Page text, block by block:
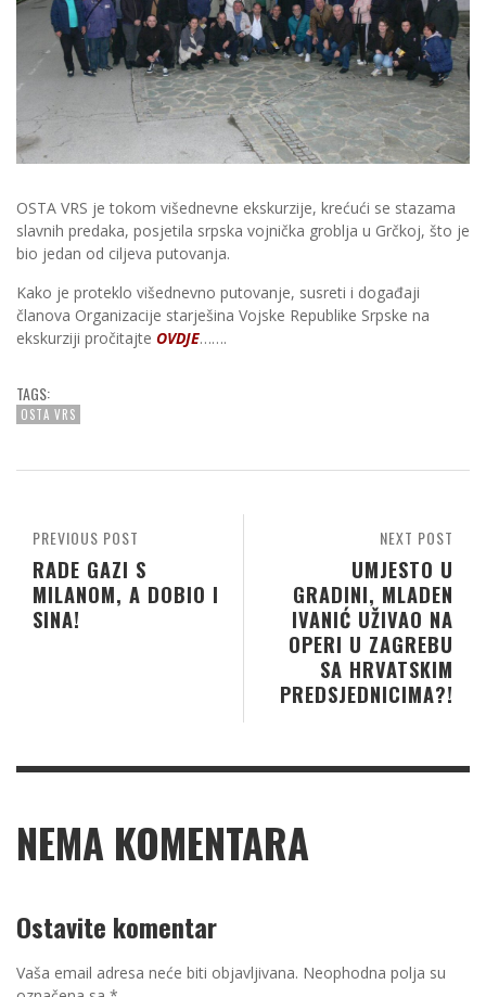
OSTA VRS je tokom višednevne ekskurzije, krećući se stazama
slavnih predaka, posjetila srpska vojnička groblja u Grčkoj, što je
bio jedan od ciljeva putovanja.
Kako je proteklo višednevno putovanje, susreti i događaji
članova Organizacije starješina Vojske Republike Srpske na
ekskurziji pročitajte OVDJE…….
TAGS:
OSTA VRS
NEXT POST
UMJESTO U
GRADINI, MLADEN
IVANIĆ UŽIVAO NA
OPERI U ZAGREBU
SA HRVATSKIM
PREDSJEDNICIMA?!
PREVIOUS POST
RADE GAZI S
MILANOM, A DOBIO I
SINA!
NEMA KOMENTARA
Ostavite komentar
Vaša email adresa neće biti objavljivana. Neophodna polja su